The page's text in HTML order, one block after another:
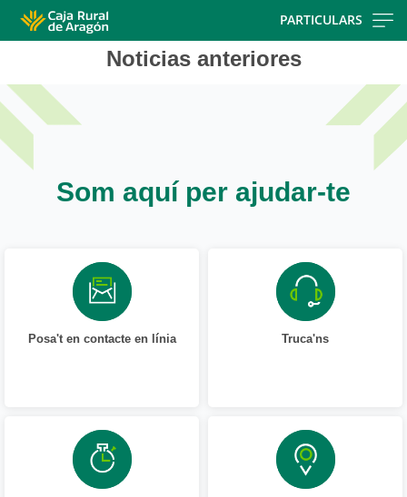
main
PARTICULARS
Noticias anteriores
Som aquí per ajudar-te
Posa't en contacte en línia Truca'ns